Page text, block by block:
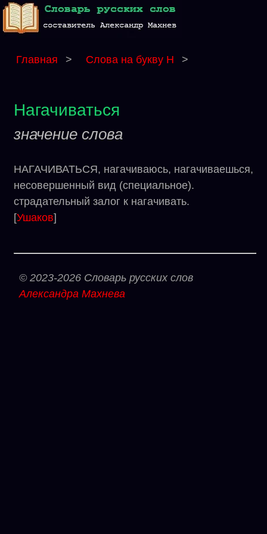
Главная > Слова на букву Н >
Нагачиваться
значение слова
НАГАЧИВАТЬСЯ, нагачиваюсь, нагачиваешься,
несовершенный вид (специальное).
страдательный залог к нагачивать.
[Ушаков]
© 2023-2026 Словарь русских слов
Александра Махнева